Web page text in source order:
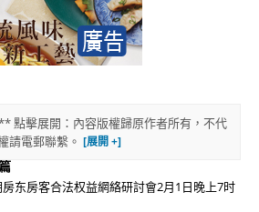
點擊展開：內容版權歸原作者所有，不代
請電郵聯繫。
东房客合法权益網絡研討會2月1日晚上7时